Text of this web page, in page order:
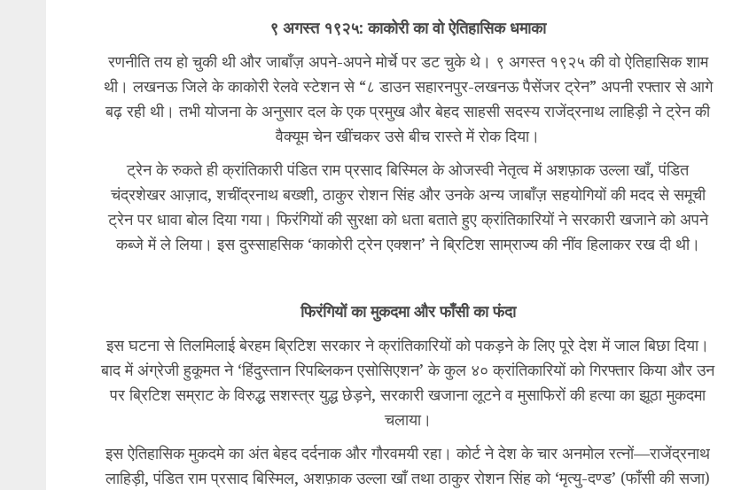
९ अगस्त १९२५: काकोरी का वो ऐतिहासिक धमाका
​रणनीति तय हो चुकी थी और जाबाँज़ अपने-अपने मोर्चे पर डट चुके थे। ९ अगस्त १९२५ की वो ऐतिहासिक शाम
थी। लखनऊ जिले के काकोरी रेलवे स्टेशन से “८ डाउन सहारनपुर-लखनऊ पैसेंजर ट्रेन” अपनी रफ्तार से आगे
बढ़ रही थी। तभी योजना के अनुसार दल के एक प्रमुख और बेहद साहसी सदस्य राजेंद्रनाथ लाहिड़ी ने ट्रेन की
वैक्यूम चेन खींचकर उसे बीच रास्ते में रोक दिया।
​ट्रेन के रुकते ही क्रांतिकारी पंडित राम प्रसाद बिस्मिल के ओजस्वी नेतृत्व में अशफ़ाक उल्ला खाँ, पंडित
चंद्रशेखर आज़ाद, शचींद्रनाथ बख्शी, ठाकुर रोशन सिंह और उनके अन्य जाबाँज़ सहयोगियों की मदद से समूची
ट्रेन पर धावा बोल दिया गया। फिरंगियों की सुरक्षा को धता बताते हुए क्रांतिकारियों ने सरकारी खजाने को अपने
कब्जे में ले लिया। इस दुस्साहसिक ‘काकोरी ट्रेन एक्शन’ ने ब्रिटिश साम्राज्य की नींव हिलाकर रख दी थी।
फिरंगियों का मुकदमा और फाँसी का फंदा
​इस घटना से तिलमिलाई बेरहम ब्रिटिश सरकार ने क्रांतिकारियों को पकड़ने के लिए पूरे देश में जाल बिछा दिया।
बाद में अंग्रेजी हुकूमत ने ‘हिंदुस्तान रिपब्लिकन एसोसिएशन’ के कुल ४० क्रांतिकारियों को गिरफ्तार किया और उन
पर ब्रिटिश सम्राट के विरुद्ध सशस्त्र युद्ध छेड़ने, सरकारी खजाना लूटने व मुसाफिरों की हत्या का झूठा मुकदमा
चलाया।
​इस ऐतिहासिक मुकदमे का अंत बेहद दर्दनाक और गौरवमयी रहा। कोर्ट ने देश के चार अनमोल रत्नों—राजेंद्रनाथ
लाहिड़ी, पंडित राम प्रसाद बिस्मिल, अशफ़ाक उल्ला खाँ तथा ठाकुर रोशन सिंह को ‘मृत्यु-दण्ड’ (फाँसी की सजा)